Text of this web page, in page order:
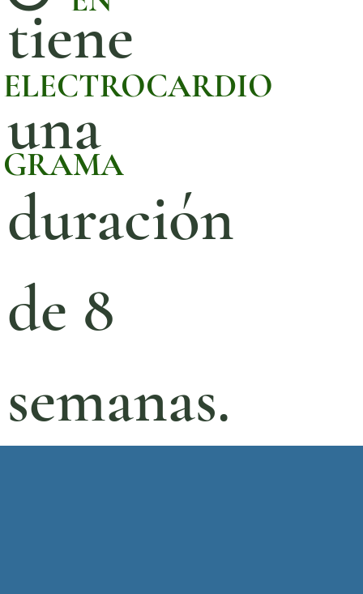
ELECTROCARDIO
GRAMA
tiene
una
duración
de 8
semanas.